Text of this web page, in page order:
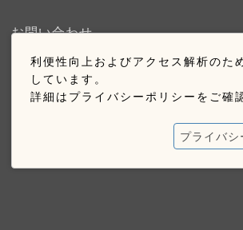
利便性向上およびアクセス解析のた
しています。
詳細はプライバシーポリシーをご確
プライバ
お問い合わせ
採用情報
お問い合わせ